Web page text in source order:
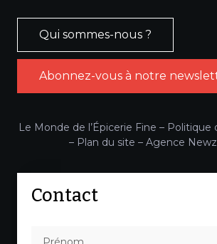
Qui sommes-nous ?
Abonnez-vous à notre
Le Monde de l’Épicerie Fine – Politique
– Plan du site – Agence
Contact